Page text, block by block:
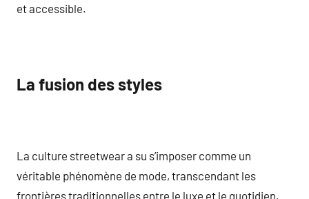
et accessible.
La fusion des styles
La culture streetwear a su s’imposer comme un
véritable phénomène de mode, transcendant les
frontières traditionnelles entre le luxe et le quotidien.